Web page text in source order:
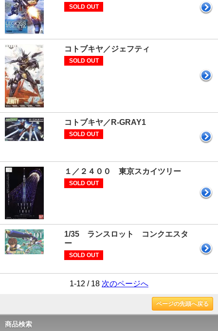
SOLD OUT
コトブキヤ／ジェフティ
SOLD OUT
コトブキヤ／R-GRAY1
SOLD OUT
１／２４００ 東京スカイツリー
SOLD OUT
1/35 ランスロット コンクエスタ
ー
SOLD OUT
1-12 / 18 次のページへ
ページの先頭へ戻る
商品検索